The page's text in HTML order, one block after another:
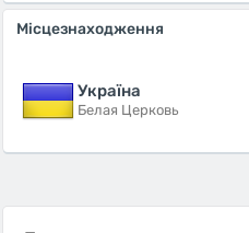
Місцезнаходження
Україна
Белая Церковь